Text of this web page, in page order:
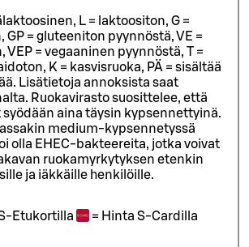
L = laktoositon, G =
GP = gluteeniton pyynnöstä, VE =
VEP = vegaaninen pyynnöstä, T =
K = kasvisruoka, PÄ = sisältää
Lisätietoja annoksista saat
Ruokavirasto suosittelee, että
syödään aina täysin kypsennettyinä.
medium-kypsennetyssä
olla EHEC-bakteereita, jotka voivat
ruokamyrkytyksen etenkin
ja iäkkäille henkilöille.
Etukortilla = Hinta S-Cardilla